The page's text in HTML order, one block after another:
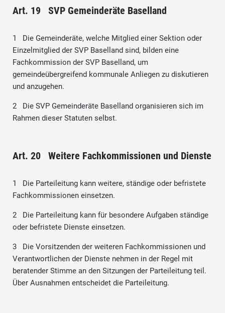
Art. 19 SVP Gemeinderäte Baselland
1 Die Gemeinderäte, welche Mitglied einer Sektion oder
Einzelmitglied der SVP Baselland sind, bilden eine
Fachkommission der SVP Baselland, um
gemeindeübergreifend kommunale Anliegen zu diskutieren
und anzugehen.
2 Die SVP Gemeinderäte Baselland organisieren sich im
Rahmen dieser Statuten selbst.
Art. 20 Weitere Fachkommissionen und Dienste
1 Die Parteileitung kann weitere, ständige oder befristete
Fachkommissionen einsetzen.
2 Die Parteileitung kann für besondere Aufgaben ständige
oder befristete Dienste einsetzen.
3 Die Vorsitzenden der weiteren Fachkommissionen und
Verantwortlichen der Dienste nehmen in der Regel mit
beratender Stimme an den Sitzungen der Parteileitung teil.
Über Ausnahmen entscheidet die Parteileitung.